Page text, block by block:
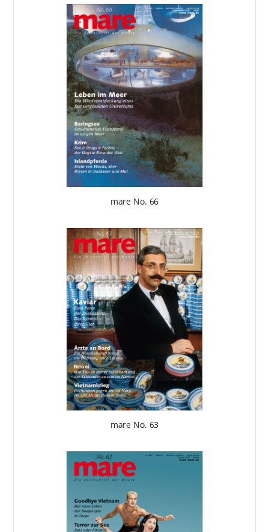
mare No. 66
mare No. 63